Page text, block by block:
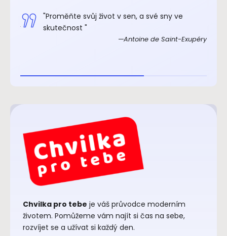
"Proměňte svůj život v sen, a své sny ve
skutečnost "
Antoine de Saint-Exupéry
Chvilka pro tebe je váš průvodce moderním
životem. Pomůžeme vám najít si čas na sebe,
rozvíjet se a užívat si každý den.